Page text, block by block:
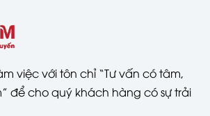
việc với tôn chỉ “Tư vấn có tâm,
để cho quý khách hàng có sự trải